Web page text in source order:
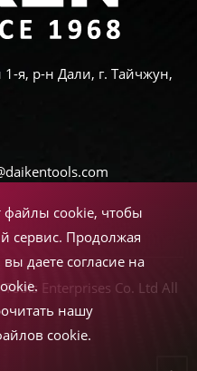
я, р-н Дали, г. Тайчжун,
Enterprises Co. Ltd All
файлы cookie, чтобы
сервис. Продолжая
даете согласие на
нашу
cookie.